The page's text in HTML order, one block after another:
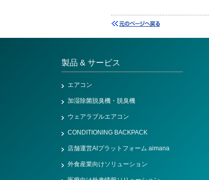
製品 & サービス
エアコン
加湿除菌脱臭機・脱臭機
ウェアラブルエアコン
CONDITIONING BACKPACK
店舗運営AIプラットフォーム aimana
外食産業向けソリューション